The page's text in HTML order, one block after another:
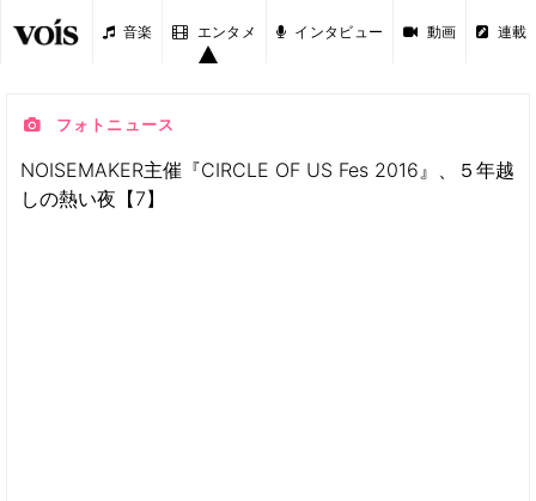
音楽 エンタメ インタビュー 動画 連載
フォトニュース
NOISEMAKER主催『CIRCLE OF US Fes 2016』、５年越
しの熱い夜【7】